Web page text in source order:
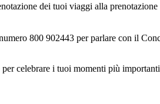
dei tuoi viaggi alla
800 902443 per parlare con il
celebrare i tuoi momenti più